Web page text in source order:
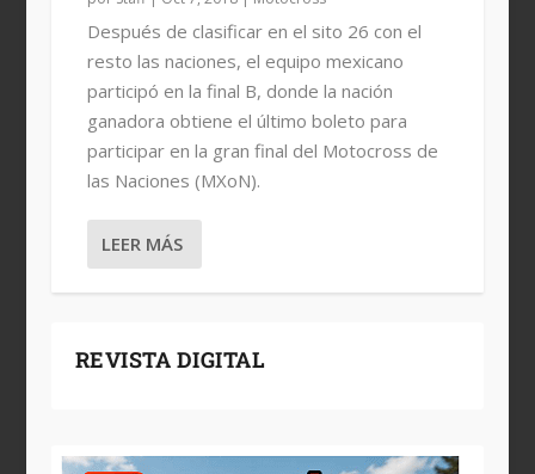
Después de clasificar en el sito 26 con el
resto las naciones, el equipo mexicano
participó en la final B, donde la nación
ganadora obtiene el último boleto para
participar en la gran final del Motocross de
las Naciones (MXoN).
LEER MÁS
REVISTA DIGITAL